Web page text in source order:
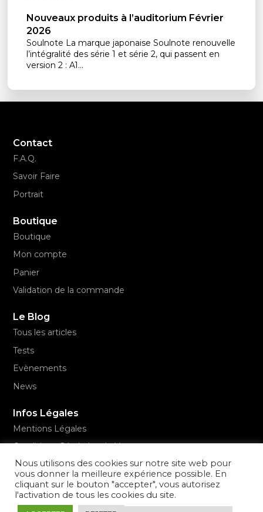
Nouveaux produits à l’auditorium Février
2026
Soulnote La marque japonaise Soulnote renouvelle
l’intégralité des série 1 et série 2, qui passent en
version 2 : A1...
Contact
F.A.Q.
Savoir Faire
Portrait
Boutique
Boutique
Mon compte
Panier
Validation de la commande
Le Blog
Tous les articles
Tests
Evènements
News
Infos Légales
Mentions Légales
Conditions Générales de Vente
Politique de confidentialité
Nous utilisons des cookies sur notre site web pour
vous donner la meilleure expérience possible. En
cliquant sur le bouton "accepter", vous autorisez
l'activation de tous les cookies du site.